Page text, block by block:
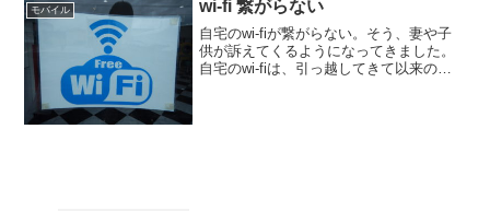
モバイル wi-fi 繋がらない
自宅のwi-fiが繋がらない。そう、妻や子
供が訴えてくるようになってきました。
自宅のwi-fiは、引っ越してきて以来のま